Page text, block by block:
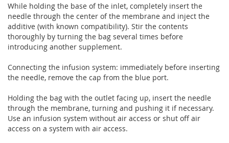
While holding the base of the inlet, completely insert the
needle through the center of the membrane and inject the
additive (with known compatibility). Stir the contents
thoroughly by turning the bag several times before
introducing another supplement.
Connecting the infusion system: immediately before inserting
the needle, remove the cap from the blue port.
Holding the bag with the outlet facing up, insert the needle
through the membrane, turning and pushing it if necessary.
Use an infusion system without air access or shut off air
access on a system with air access.